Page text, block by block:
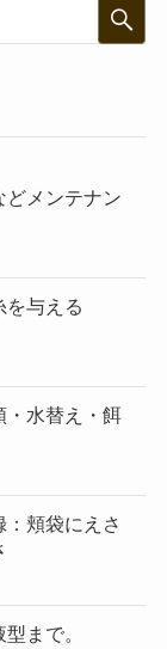
どメンテナン
を与える
・水替え・餌
頬袋にえさ
まで。